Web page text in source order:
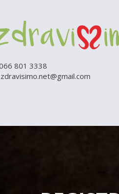
801 3338
zdravisimo.net@gmail.com